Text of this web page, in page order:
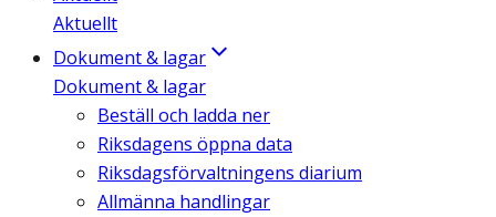
Aktuellt
Dokument & lagar
Dokument & lagar
Beställ och ladda ner
Riksdagens öppna data
Riksdagsförvaltningens diarium
Allmänna handlingar